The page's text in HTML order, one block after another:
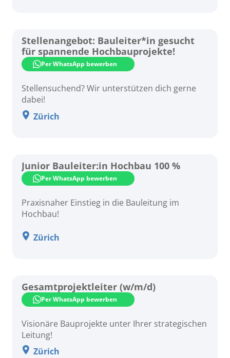
Stellenangebot: Bauleiter*in gesucht
für spannende Hochbauprojekte!
Per WhatsApp bewerben
Stellensuchend? Wir unterstützen dich gerne
dabei!
Zürich
Junior Bauleiter:in Hochbau 100 %
Per WhatsApp bewerben
Praxisnaher Einstieg in die Bauleitung im
Hochbau!
Zürich
Gesamtprojektleiter (w/m/d)
Per WhatsApp bewerben
Visionäre Bauprojekte unter Ihrer strategischen
Leitung!
Zürich